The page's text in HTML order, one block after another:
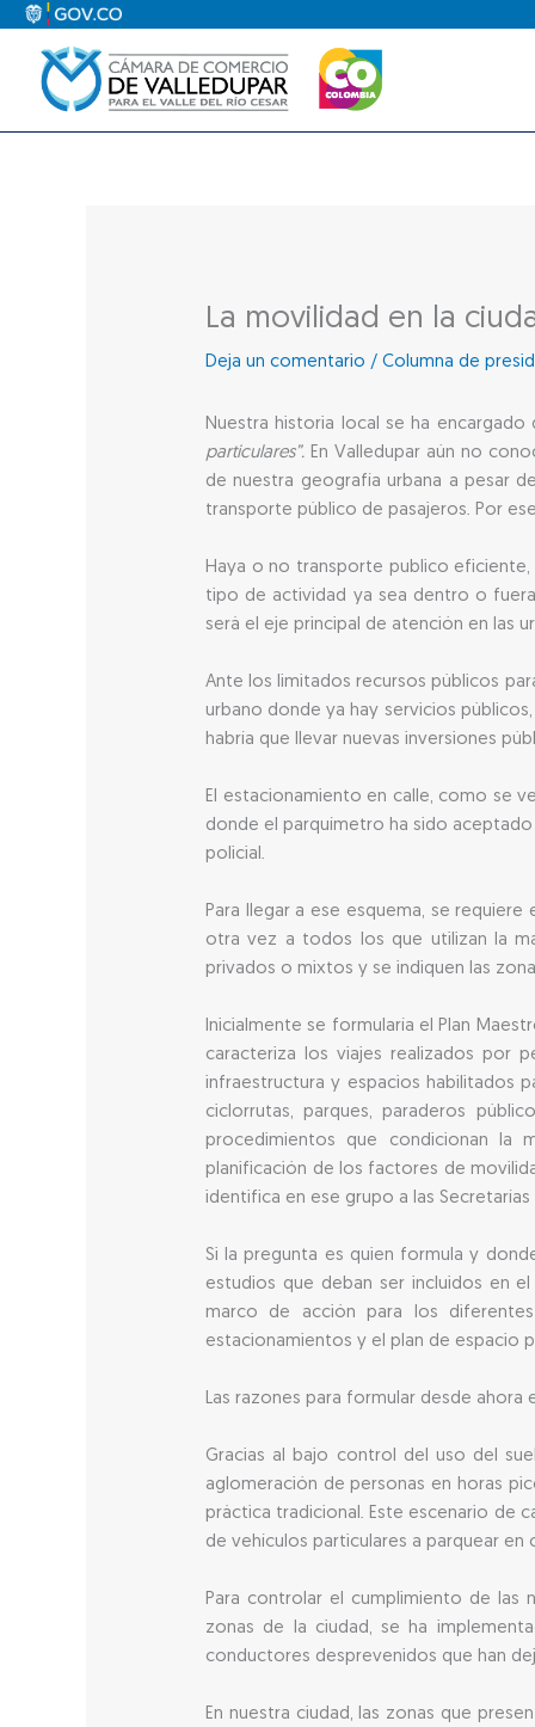
contenido
La movilidad en la
Deja un comentario /Columna de
Nuestra historia local se ha
particulares”. En Valledupar aún no
de nuestra geografía urbana a pesar
transporte público de pasajeros. Por
Haya o no transporte publico
tipo de actividad ya sea dentro o
será el eje principal de atención en las
Ante los limitados recursos públicos
urbano donde ya hay servicios
habría que llevar nuevas inversiones
El estacionamiento en calle, como se
donde el parquímetro ha sido
policial.
Para llegar a ese esquema, se
otra vez a todos los que utilizan la
privados o mixtos y se indiquen las
Inicialmente se formularía el Plan
caracteriza los viajes realizados por
infraestructura y espacios habilitados
ciclorrutas, parques, paraderos
procedimientos que condicionan la
planificación de los factores de
identifica en ese grupo a las
Si la pregunta es quien formula y
estudios que deban ser incluidos en
marco de acción para los
estacionamientos y el plan de espacio
Las razones para formular desde
Gracias al bajo control del uso del
aglomeración de personas en horas
práctica tradicional. Este escenario de
de vehículos particulares a parquear
Para controlar el cumplimiento de las
zonas de la ciudad, se ha
conductores desprevenidos que han
En nuestra ciudad, las zonas que